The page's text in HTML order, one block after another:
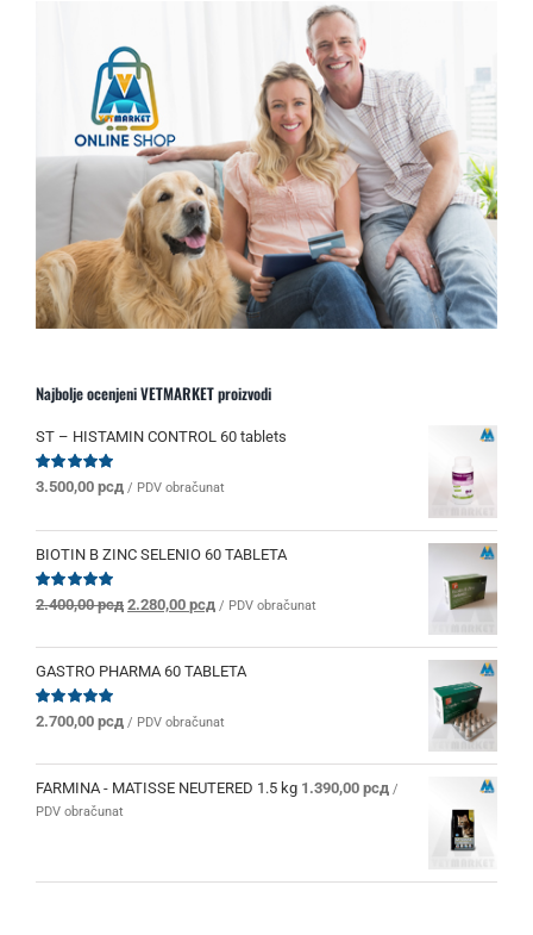
Najbolje ocenjeni VETMARKET proizvodi
ST – HISTAMIN CONTROL 60 tablets
Ocenjeno
od 5
3.500,00 рсд / PDV obračunat
BIOTIN B ZINC SELENIO 60 TABLETA
Ocenjeno
od 5
2.400,00рсд Originalna
je
bila:
2.280,00 рсд Trenutna
je:
2.280,00 рсд.
/ PDV obračunat
GASTRO PHARMA 60 TABLETA
Ocenjeno
od 5
2.700,00 рсд / PDV obračunat
FARMINA - MATISSE NEUTERED 1.5 kg 1.390,00 рсд /
PDV obračunat